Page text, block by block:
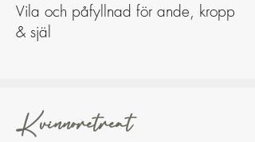
Vila och påfyllnad för ande, kropp
& själ
Kvinnoretreat